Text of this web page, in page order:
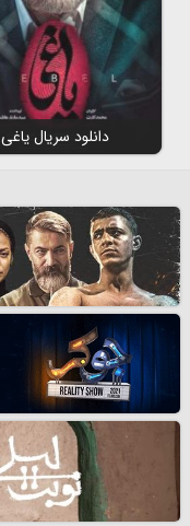
دانلود سریال یاغی